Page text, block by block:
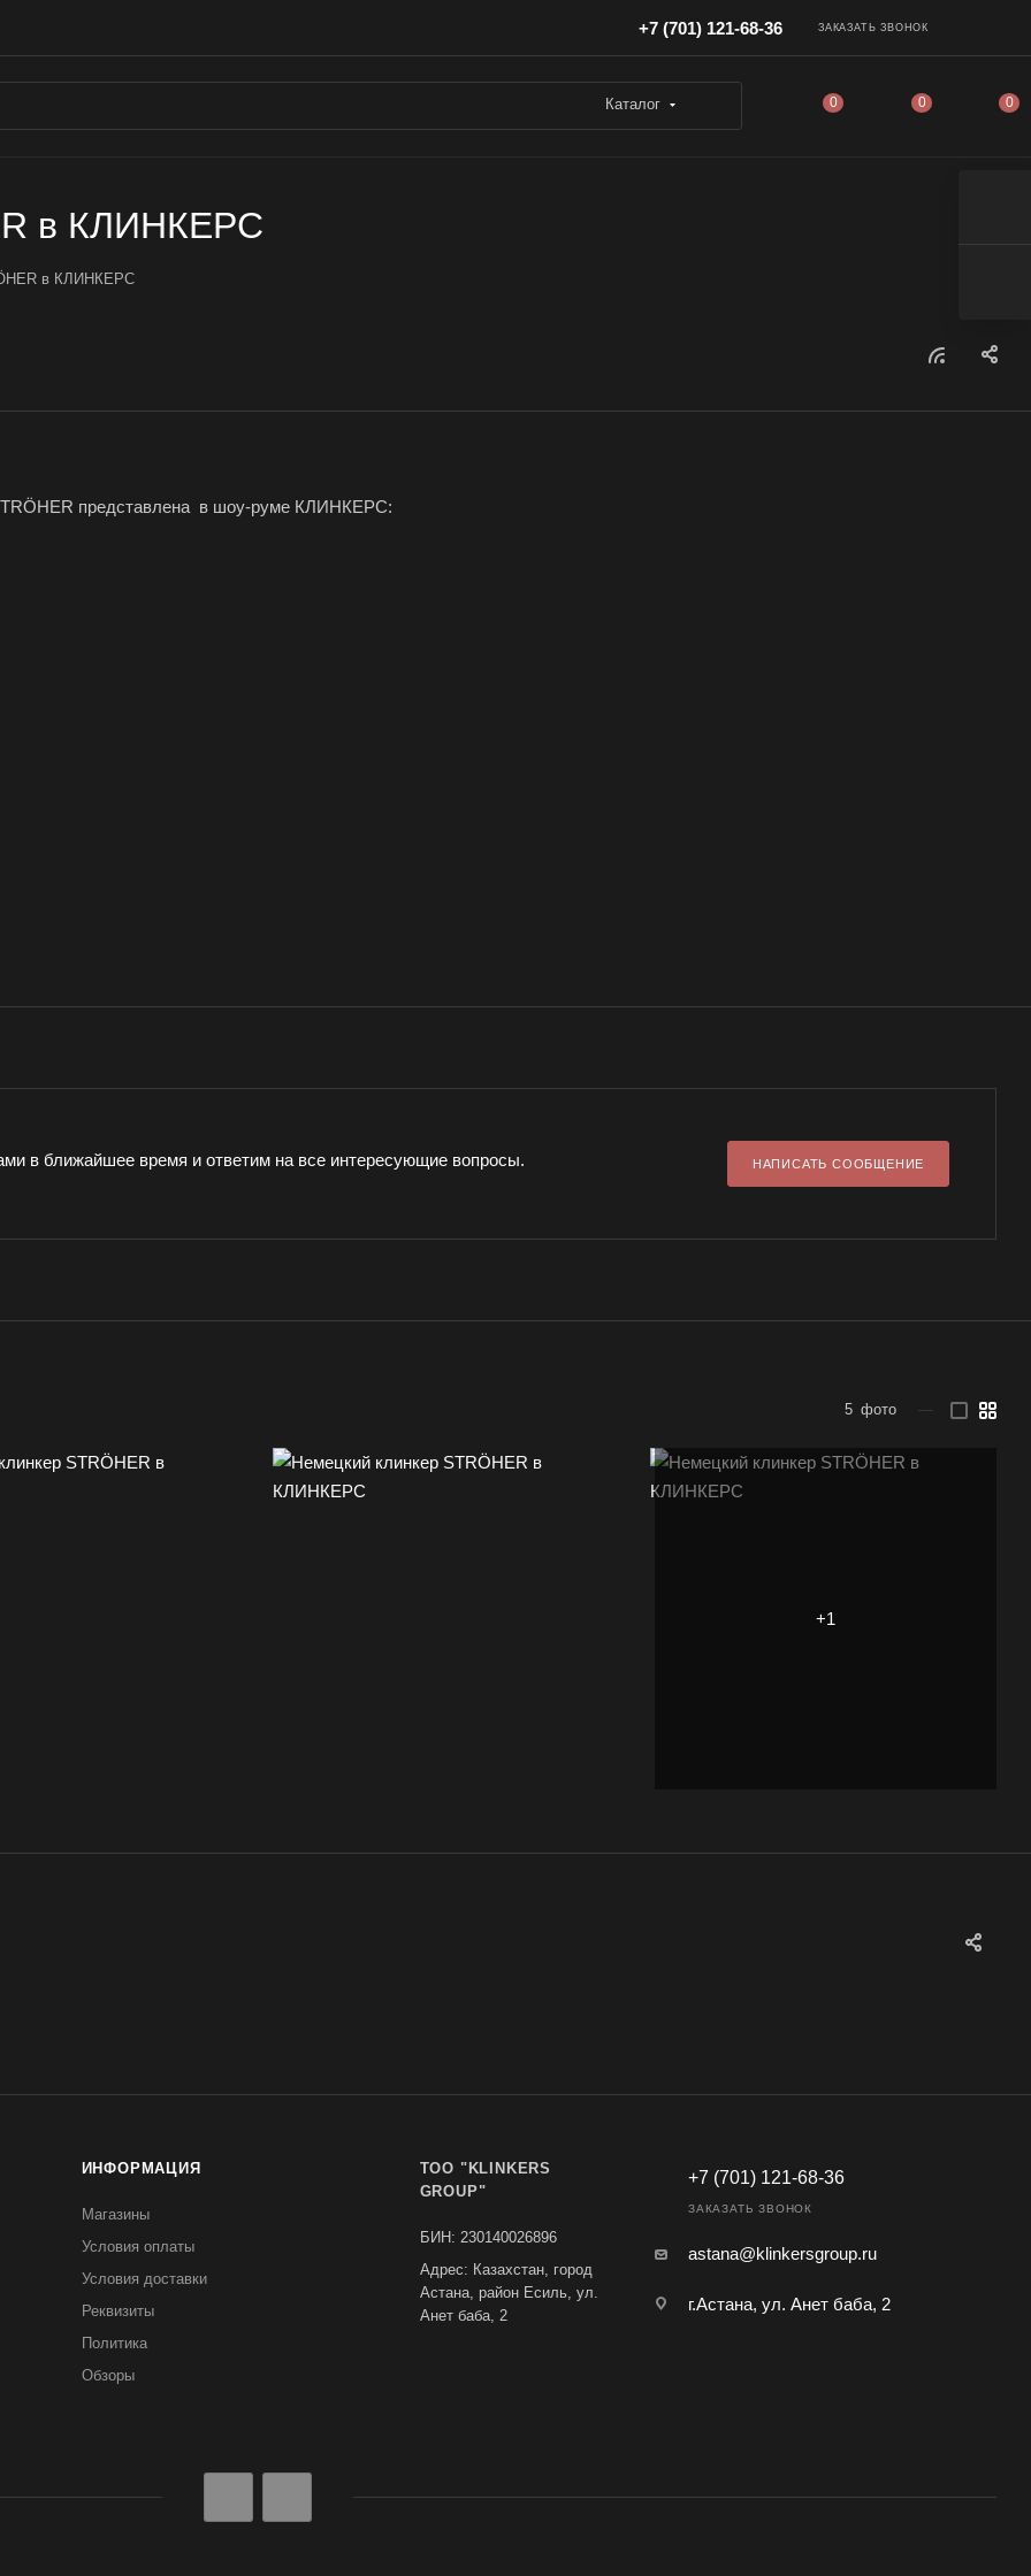
+7 (701) 121-68-36 ЗАКАЗАТЬ ЗВОНОК
Каталог 0 0 0
в КЛИНКЕРС
в КЛИНКЕРС
представлена в шоу-руме КЛИНКЕРС:
в ближайшее время и ответим на все интересующие вопросы. НАПИСАТЬ СООБЩЕНИЕ
5 фото —
ИНФОРМАЦИЯ
Магазины
Условия оплаты
Условия доставки
Реквизиты
Политика
Обзоры
TOO "KLINKERS
GROUP"
БИН: 230140026896
Адрес: Казахстан, город
Астана, район Есиль, ул.
Анет баба, 2
+7 (701) 121-68-36
ЗАКАЗАТЬ ЗВОНОК
astana@klinkersgroup.ru
г.Астана, ул. Анет баба, 2